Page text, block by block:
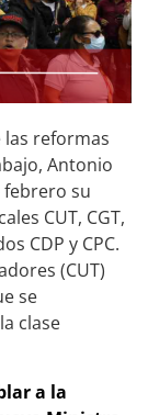
reformas
Antonio
febrero su
CUT, CGT,
CDP y CPC.
(CUT)
se
clase
a la